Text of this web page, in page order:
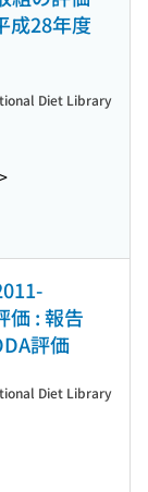
成28年度
Diet Library
価 : 報告
評価
Diet Library